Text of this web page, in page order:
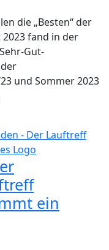
die „Besten“ der
fand in der
Gut-
und Sommer 2023
ein